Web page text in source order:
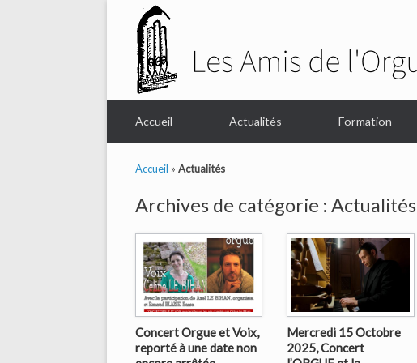
Accueil Actualités Formation
Accueil » Actualités
Archives de catégorie : Actualités
Concert Orgue et Voix,
reporté à une date non
Mercredi 15 Octobre
2025, Concert